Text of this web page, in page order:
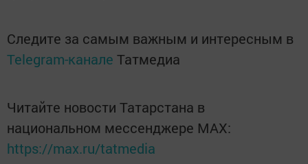
Следите за самым важным и интересным в
Telegram-канале Татмедиа
Читайте новости Татарстана в
национальном мессенджере MАХ:
https://max.ru/tatmedia